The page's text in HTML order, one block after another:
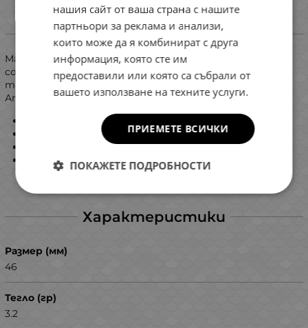
Информация
Малък попер, който е подходящ за риболов в сладка и
солена вода. Въпреки малкия си размер и леко тегло, с
този попър се достигат завидни дистанции.
Апетитна хапка за всякакъв вид хищни риби!
Дължина: 46мм
Куки: 2бр
Характеристики
Размер (мм)
46
Тегло (гр)
3.2
нашия сайт от ваша страна с нашите
партньори за реклама и анализи,
които може да я комбинират с друга
информация, която сте им
предоставили или която са събрали от
вашето използване на техните услуги.
ПРИЕМЕТЕ ВСИЧКИ
ПОКАЖЕТЕ ПОДРОБНОСТИ